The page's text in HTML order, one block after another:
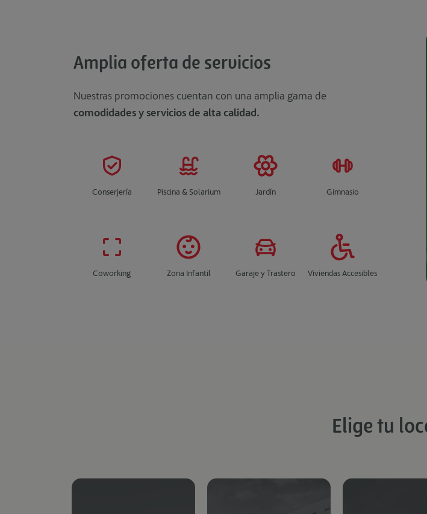
Amplia oferta de servicios
Nuestras promociones cuentan con una amplia gama de
comodidades y servicios de alta calidad.
Conserjería Piscina & Solarium Jardín Gimnasio
Coworking Zona Infantil Garaje y Trastero Viviendas Accesibles
Elige tu